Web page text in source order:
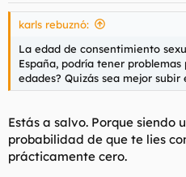
karls rebuznó:
La edad de consentimiento
España, podría tener
edades? Quizás sea mejor subir
Estás a salvo. Porque siendo
probabilidad de que te lies
prácticamente cero.